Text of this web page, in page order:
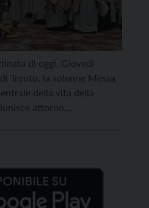
di oggi, Giovedì
Trento, la solenne Messa
della vita della
attorno
Accanto […]